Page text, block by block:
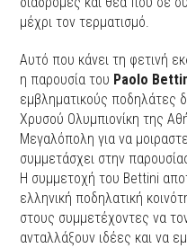
μέχρι τον τερματισμό.
Αυτό που κάνει τη φετινή
η παρουσία του Paolo
εμβληματικούς ποδηλάτες
Χρυσού Ολυμπιονίκη της
Μεγαλόπολη για να
συμμετάσχει στην
Η συμμετοχή του Bettini
ελληνική ποδηλατική
στους συμμετέχοντες να
ανταλλάξουν ιδέες και να